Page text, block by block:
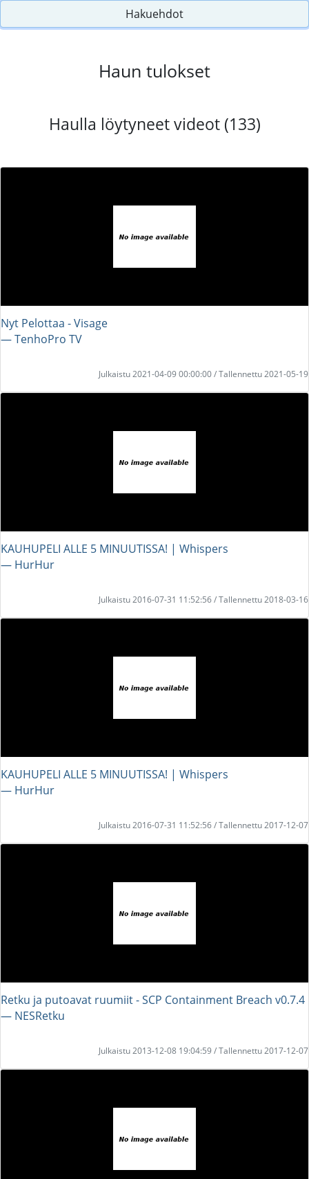
Hakuehdot
Haun tulokset
Haulla löytyneet videot (133)
Nyt Pelottaa - Visage
― TenhoPro TV
Julkaistu 2021-04-09 00:00:00 / Tallennettu 2021-05-19
KAUHUPELI ALLE 5 MINUUTISSA! | Whispers
― HurHur
Julkaistu 2016-07-31 11:52:56 / Tallennettu 2018-03-16
KAUHUPELI ALLE 5 MINUUTISSA! | Whispers
― HurHur
Julkaistu 2016-07-31 11:52:56 / Tallennettu 2017-12-07
Retku ja putoavat ruumiit - SCP Containment Breach v0.7.4
― NESRetku
Julkaistu 2013-12-08 19:04:59 / Tallennettu 2017-12-07